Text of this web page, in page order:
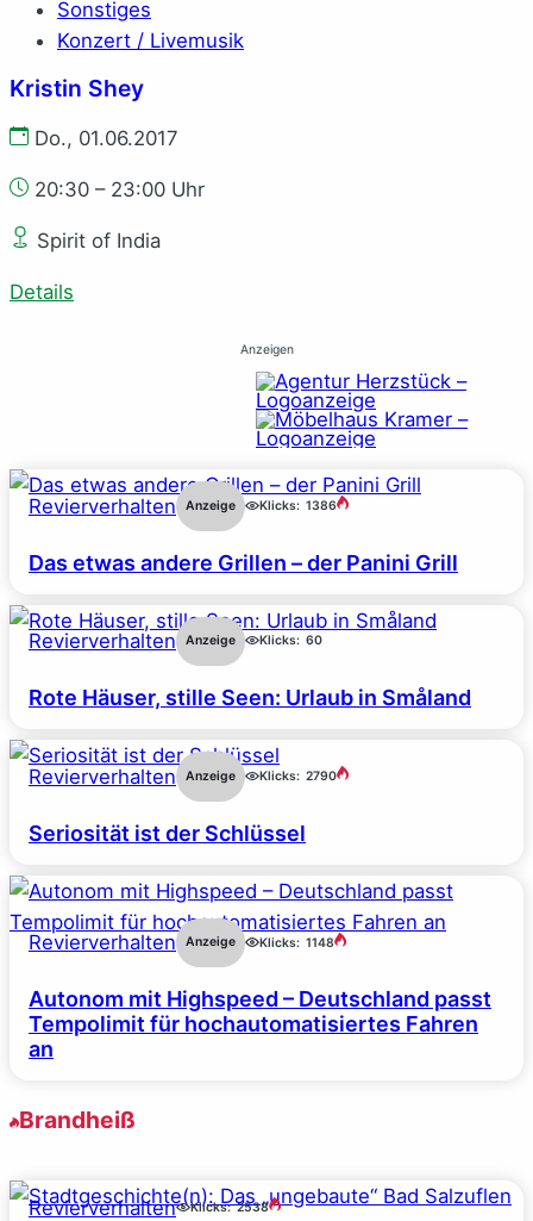
Sonstiges
Konzert / Livemusik
Kristin Shey
Do., 01.06.2017
20:30 – 23:00 Uhr
Spirit of India
Details
Anzeigen
Revierverhalten Anzeige Klicks: 1386
Das etwas andere Grillen – der Panini Grill
Revierverhalten Anzeige Klicks: 60
Rote Häuser, stille Seen: Urlaub in Småland
Revierverhalten Anzeige Klicks: 2790
Seriosität ist der Schlüssel
Revierverhalten Anzeige Klicks: 1148
Autonom mit Highspeed – Deutschland passt
Tempolimit für hochautomatisiertes Fahren
an
Brandheiß
Revierverhalten Klicks: 2538